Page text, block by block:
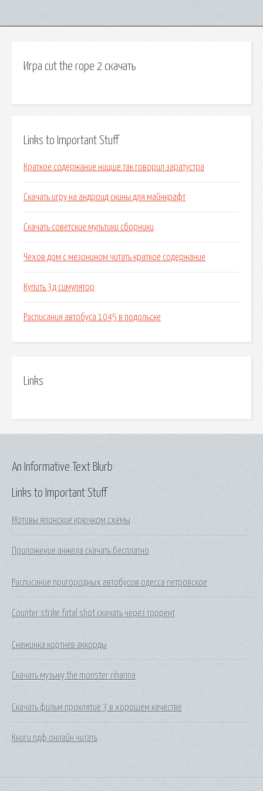
Игра cut the rope 2 скачать
Links to Important Stuff
Краткое содержание ницше так говорил заратустра
Скачать игру на андроид скины для майнкрафт
Скачать советские мультики сборники
Чехов дом с мезонином читать краткое содержание
Купить 3д симулятор
Расписания автобуса 1045 в подольске
Links
Links to Important Stuff
Мотивы японские крючком схемы
Приложение анжела скачать бесплатно
Расписание пригородных автобусов одесса петровское
Counter strike fatal shot скачать через торрент
Снежинка кортнев аккорды
Скачать музыку the monster rihanna
Скачать фильм проклятие 3 в хорошем качестве
Книги пдф онлайн читать
An Informative Text Blurb